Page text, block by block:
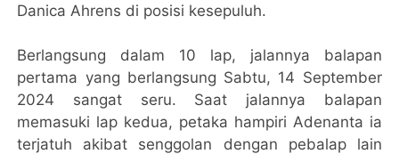
Danica Ahrens di posisi kesepuluh.
Berlangsung dalam 10 lap, jalannya balapan
pertama yang berlangsung Sabtu, 14 September
2024 sangat seru. Saat jalannya balapan
memasuki lap kedua, petaka hampiri Adenanta ia
terjatuh akibat senggolan dengan pebalap lain